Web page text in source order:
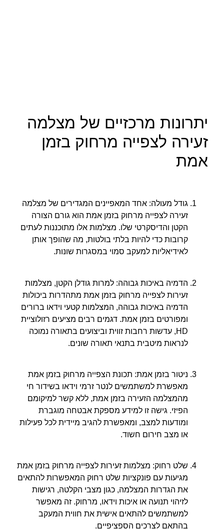
יתרונות מרכזיים של מצלמה
זעירה לצפייה מרחוק בזמן
אמת
גודל מעולה: אחד המאפיינים המגדירים של מצלמה
זעירה לצפייה מרחוק בזמן אמת הוא גורם הצורה
הקטן והדיסקרטי שלו. מצלמות אלו מתוכננות לעתים
קרובות כדי להיות בלתי בולטות, מה שהופך אותן
לאידיאליות למעקב סמוי במסגרות שונות.
הדמיה באיכות גבוהה: למרות גודלן הקטן, מצלמות
זעירות לצפייה מרחוק בזמן אמת מתהדרות ביכולות
הדמיה באיכות גבוהה, המצלמות קטעי וידאו ברורים
ומפורטים בזמן אמת. דגמים רבים מציעים רזולוציית
HD, עדשות רחבות זווית וביצועים בתאורה נמוכה
לנראות מיטבית בתנאי תאורה שונים.
ניטור בזמן אמת: תכונת הצפייה מרחוק בזמן אמת
מאפשרת למשתמשים לנטר זרמי וידאו בשידור חי
מהמצלמה הזעירה בזמן אמת, ללא קשר למיקומם
הפיזי. גישה זו למידע מספקת אבטחה מוגברת
ומודעות למצב, ומאפשרת להגיב מיידית לכל פעילות
או מצב חירום חשוד.
שלט רחוק: מצלמות זעירות לצפייה מרחוק בזמן אמת
מגיעות עם פונקציות שלט רחוק המאפשרות להתאים
את הגדרות המצלמה, כגון מצבי הקלטה, רגישות
לזיהוי תנועה או איכות וידאו, מרחוק. זה מאפשר
למשתמשים להתאים אישית את חווית המעקב
בהתאם לצרכים הספציפיים.